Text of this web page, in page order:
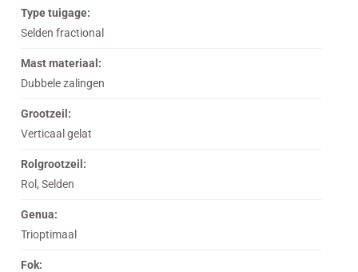
Type tuigage:
Selden fractional
Mast materiaal:
Dubbele zalingen
Grootzeil:
Verticaal gelat
Rolgrootzeil:
Rol, Selden
Genua:
Trioptimaal
Fok: